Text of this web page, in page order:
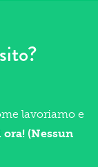
lavoriamo e
(Nessun